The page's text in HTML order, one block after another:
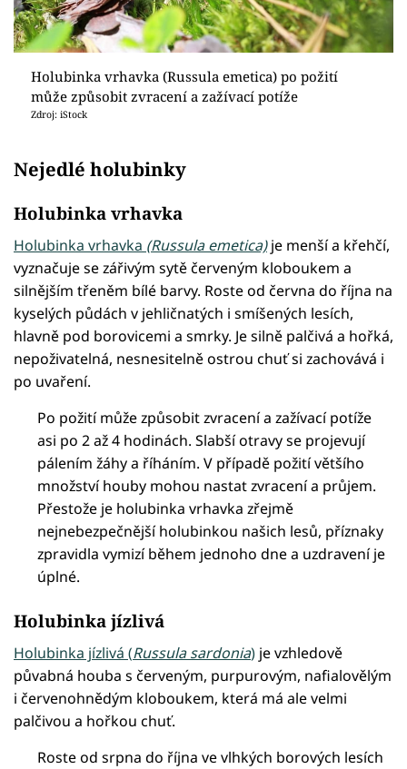
Holubinka vrhavka (Russula emetica) po požití
může způsobit zvracení a zažívací potíže
Zdroj: iStock
Nejedlé holubinky
Holubinka vrhavka
Holubinka vrhavka (Russula emetica)je menší a křehčí,
vyznačuje se zářivým sytě červeným kloboukem a
silnějším třeněm bílé barvy. Roste od června do října na
kyselých půdách v jehličnatých i smíšených lesích,
hlavně pod borovicemi a smrky. Je silně palčivá a hořká,
nepoživatelná, nesnesitelně ostrou chuť si zachovává i
po uvaření.
Po požití může způsobit zvracení a zažívací potíže
asi po 2 až 4 hodinách. Slabší otravy se projevují
pálením žáhy a říháním. V případě požití většího
množství houby mohou nastat zvracení a průjem.
Přestože je holubinka vrhavka zřejmě
nejnebezpečnější holubinkou našich lesů, příznaky
zpravidla vymizí během jednoho dne a uzdravení je
úplné.
Holubinka jízlivá
Holubinka jízlivá (Russula sardonia) je vzhledově
půvabná houba s červeným, purpurovým, nafialovělým
i červenohnědým kloboukem, která má ale velmi
palčivou a hořkou chuť.
Roste od srpna do října ve vlhkých borových lesích